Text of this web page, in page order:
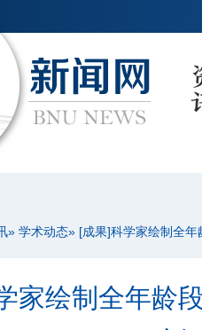
» 学术动态» [成果]科学家绘制全年
家绘制全年龄